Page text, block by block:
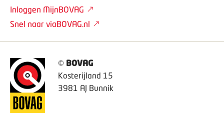
© BOVAG
Kosterijland 15
3981 AJ Bunnik
Inloggen MijnBOVAG
Snel naar viaBOVAG.nl